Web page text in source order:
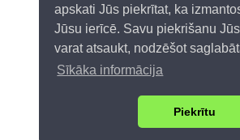
apskati Jūs piekrītat, ka
Jūsu ierīcē. Savu piekrišanu
varat atsaukt, nodzēšot
Sīkāka informācija
Piekrītu